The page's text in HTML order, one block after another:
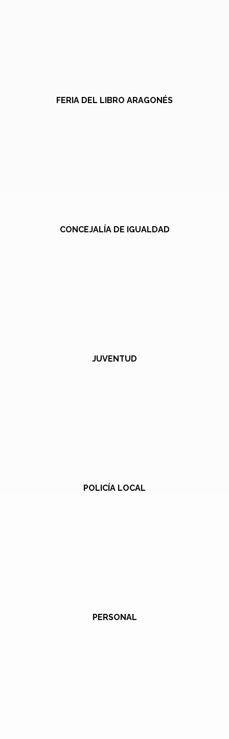
FERIA DEL LIBRO ARAGONÉS
CONCEJALÍA DE IGUALDAD
JUVENTUD
POLICÍA LOCAL
PERSONAL